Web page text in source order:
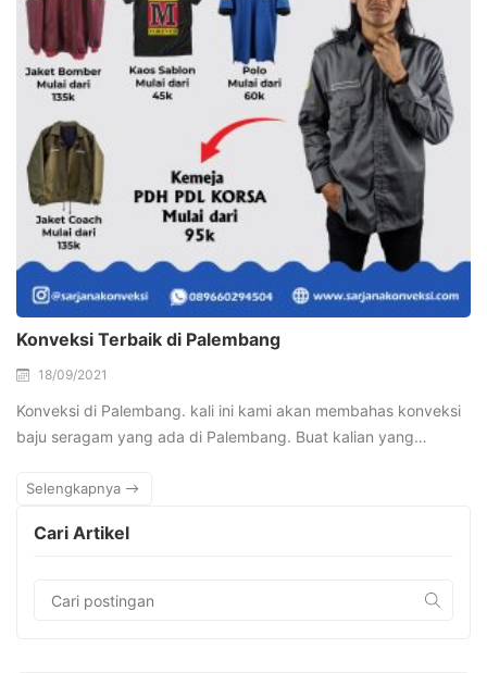
Konveksi Terbaik di Palembang
18/09/2021
Konveksi di Palembang. kali ini kami akan membahas konveksi
baju seragam yang ada di Palembang. Buat kalian yang…
Selengkapnya
Cari Artikel